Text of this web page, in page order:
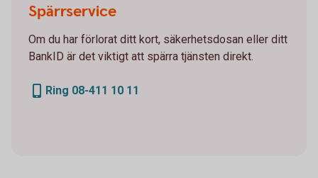
Spärrservice
Om du har förlorat ditt kort, säkerhetsdosan eller ditt
BankID är det viktigt att spärra tjänsten direkt.
Ring 08-411 10 11